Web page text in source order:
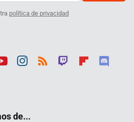
política de privacidad
de...